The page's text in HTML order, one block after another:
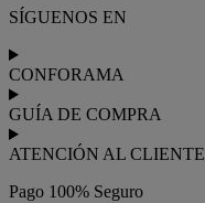
SÍGUENOS EN
CONFORAMA
GUÍA DE COMPRA
ATENCIÓN AL CLIENTE
Pago 100% Seguro